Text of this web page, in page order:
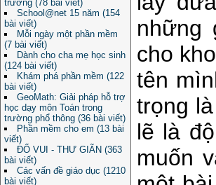
trường (78 bài viết)
School@net 15 năm (154
bài viết)
Mỗi ngày một phần mềm
(7 bài viết)
Dành cho cha mẹ học sinh
(124 bài viết)
Khám phá phần mềm (122
bài viết)
GeoMath: Giải pháp hỗ trợ
học dạy môn Toán trong
trường phổ thông (36 bài viết)
Phần mềm cho em (13 bài
viết)
ĐỐ VUI - THƯ GIÃN (363
bài viết)
Các vấn đề giáo dục (1210
bài viết)
những
cho
tên
trọng
lẽ là
muốn